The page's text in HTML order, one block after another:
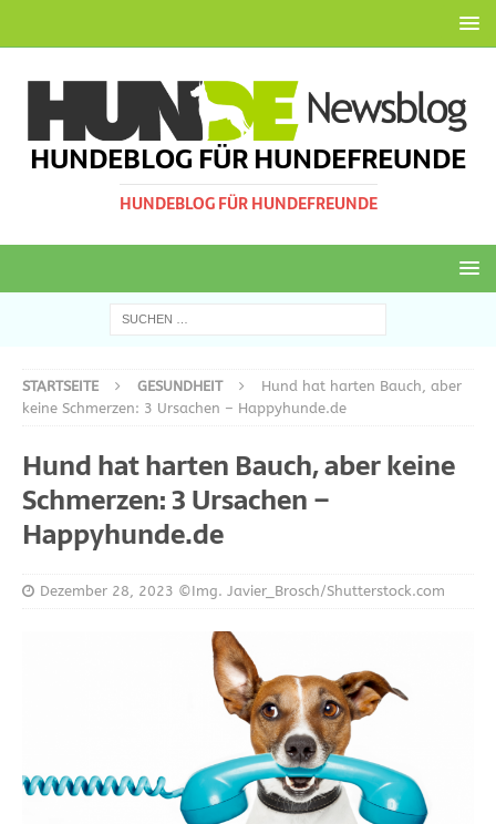
HUNDEBLOG FÜR HUNDEFREUNDE
HUNDEBLOG FÜR HUNDEFREUNDE
STARTSEITE GESUNDHEIT
Hund hat harten Bauch, aber
keine Schmerzen: 3 Ursachen – Happyhunde.de
Hund hat harten Bauch, aber keine
Schmerzen: 3 Ursachen –
Happyhunde.de
Dezember 28, 2023 ©Img. Javier_Brosch/Shutterstock.com